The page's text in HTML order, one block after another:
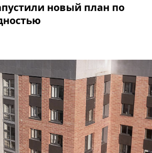
новый план по